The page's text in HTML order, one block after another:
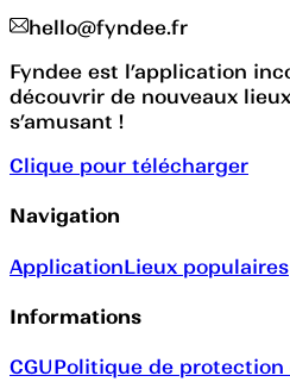
hello@fyndee.fr
Fyndee est l’application
découvrir de nouveaux
s’amusant !
Clique pour télécharger
Navigation
ApplicationLieux populaires
Informations
CGUPolitique de protection